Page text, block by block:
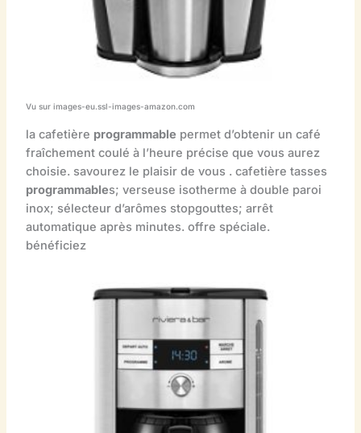
Vu sur images-eu.ssl-images-amazon.com
la cafetière programmable permet d’obtenir un café
fraîchement coulé à l’heure précise que vous aurez
choisie. savourez le plaisir de vous . cafetière tasses
programmables; verseuse isotherme à double paroi
inox; sélecteur d’arômes stopgouttes; arrêt
automatique après minutes. offre spéciale.
bénéficiez